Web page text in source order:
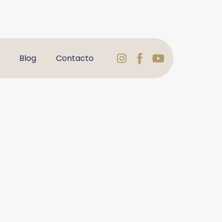
Blog Contacto Instagram
Logo
Facebook
Youtube